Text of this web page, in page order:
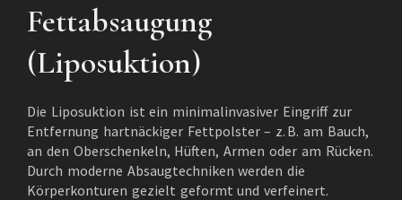
Fettabsaugung
(Liposuktion)
Die Liposuktion ist ein minimalinvasiver Eingriff zur
Entfernung hartnäckiger Fettpolster – z. B. am Bauch,
an den Oberschenkeln, Hüften, Armen oder am Rücken.
Durch moderne Absaugtechniken werden die
Körperkonturen gezielt geformt und verfeinert.